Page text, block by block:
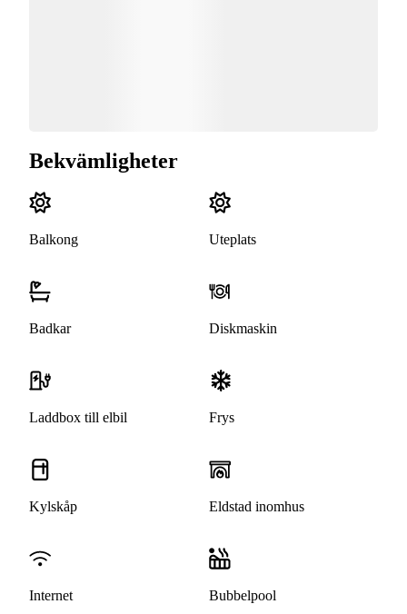
Bekvämligheter
Balkong Uteplats
Badkar Diskmaskin
Laddbox till elbil Frys
Kylskåp Eldstad inomhus
Internet Bubbelpool